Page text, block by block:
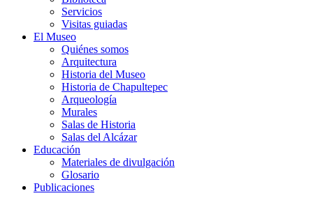
Servicios
Visitas guiadas
El Museo
Quiénes somos
Arquitectura
Historia del Museo
Historia de Chapultepec
Arqueología
Murales
Salas de Historia
Salas del Alcázar
Educación
Materiales de divulgación
Glosario
Publicaciones